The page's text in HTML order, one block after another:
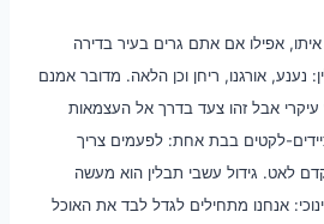
אפילו אם אתם גרים בעיר בדירה
נענע, אורגנו, ריחן וכן הלאה. מדובר אמנם
אבל זהו צעד בדרך אל העצמאות
לקטים בבת אחת: לפעמים צריך
לאט. גידול עשבי תבלין הוא מעשה
אנחנו מתחילים לגדל לבד את האוכל